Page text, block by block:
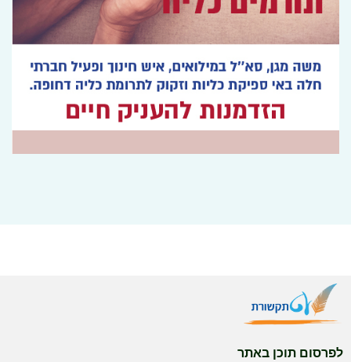
לפרסום תוכן באתר